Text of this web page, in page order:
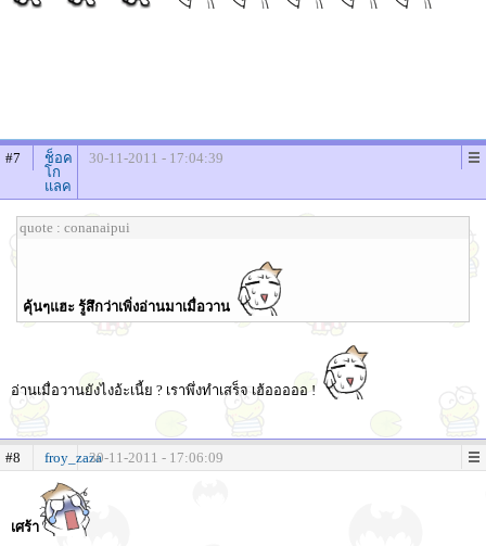
#7
ช็อค
โก
แลค
30-11-2011 - 17:04:39
quote : conanaipui
คุ้นๆแฮะ รู้สึกว่าเพิ่งอ่านมาเมื่อวาน
อ่านเมื่อวานยังไงอ้ะเนี้ย ? เราพึ่งทำเสร็จ เฮ้อออออ !
#8 froy_zaza30-11-2011 - 17:06:09
เศร้า